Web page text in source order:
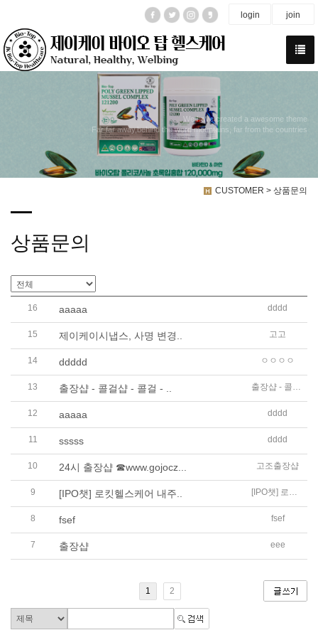
login join
We have created a awesome theme
Far far away,behind the word mountains, far from the countries
CUSTOMER > 상품문의
상품문의
16 aaaaa dddd
15 제이케이시냅스, 사명 변경.. 고고
14 ddddd ㅇㅇㅇㅇ
13 출장샵 - 콜걸샵 - 콜걸 - .. 출장샵 - 콜걸샵 - 콜걸 - 출장
12 aaaaa dddd
11 sssss dddd
10 24시 출장샵 ☎www.gojocz... 고조출장샵
9 [IPO챗] 로킷헬스케어 내주.. [IPO챗] 로킷헬스케어 내주 코스닥 상장…달바글로벌·인투셀 일반청약
8 fsef fsef
7 출장샵 eee
1 2